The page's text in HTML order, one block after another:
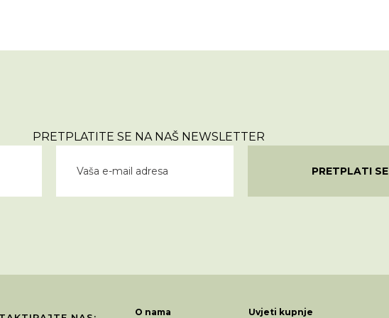
PRETPLATITE SE NA NAŠ NEWSLETTER
PRETPLATI SE
O nama Uvjeti kupnje